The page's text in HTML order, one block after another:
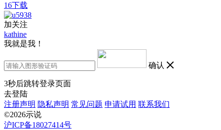
16下载
加关注
kathine
我就是我！
确认
3秒后跳转登录页面
去登陆
注册声明 隐私声明 常见问题 申请试用 联系我们
©2026示说
沪ICP备18027414号